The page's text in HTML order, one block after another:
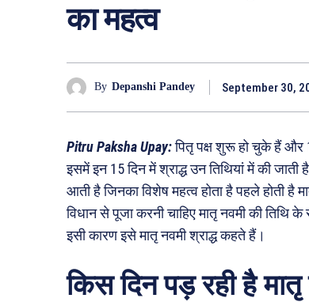
का महत्व
By Depanshi Pandey September 30,
Pitru Paksha Upay:पितृ पक्ष शुरू हो चुके हैं और
इसमें इन 15 दिन में श्राद्ध उन तिथियां में की जाती
आती है जिनका विशेष महत्व होता है पहले होती है
विधान से पूजा करनी चाहिए मातृ नवमी की तिथि
इसी कारण इसे मातृ नवमी श्राद्ध कहते हैं।
किस दिन पड़ रही है मातृ